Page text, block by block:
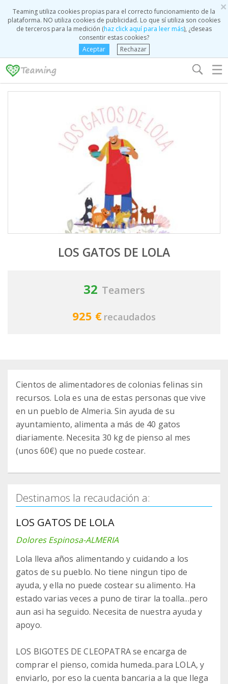
×
Teaming utiliza cookies propias para el correcto funcionamiento de la
plataforma. NO utiliza cookies de publicidad. Lo que sí utiliza son cookies
de terceros para la medición (haz click aquí para leer más), ¿deseas
consentir estas cookies?
Aceptar
Rechazar
☰
LOS GATOS DE LOLA
32 Teamers
925 € recaudados
Cientos de alimentadores de colonias felinas sin
recursos. Lola es una de estas personas que vive
en un pueblo de Almeria. Sin ayuda de su
ayuntamiento, alimenta a más de 40 gatos
diariamente. Necesita 30 kg de pienso al mes
(unos 60€) que no puede costear.
Destinamos la recaudación a:
LOS GATOS DE LOLA
Dolores Espinosa-ALMERIA
Lola lleva años alimentando y cuidando a los
gatos de su pueblo. No tiene ningun tipo de
ayuda, y ella no puede costear su alimento. Ha
estado varias veces a puno de tirar la toalla...pero
aun asi ha seguido. Necesita de nuestra ayuda y
apoyo.
LOS BIGOTES DE CLEOPATRA se encarga de
comprar el pienso, comida humeda..para LOLA, y
enviarlo, por eso la cuenta bancaria a la que llega